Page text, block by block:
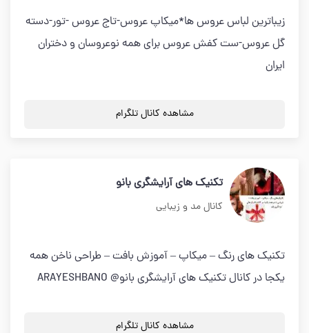
زیباترین لباس عروس ها*میکاپ عروس-تاج عروس -تور-دسته
گل عروس-ست کفش عروس برای همه نوعروسان و دختران
ایران
مشاهده کانال تلگرام
تکنیک های آرایشگری بانو
کانال مد و زیبایی
تکنیک های رنگ – میکاپ – آموزش بافت – طراحی ناخن همه
یکجا در کانال تکنیک های آرایشگری بانو@ ARAYESHBANO
مشاهده کانال تلگرام